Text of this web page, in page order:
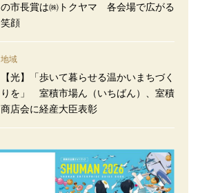
の市長賞は㈱トクヤマ 各会場で広がる
笑顔
地域
【光】「歩いて暮らせる温かいまちづく
りを」 室積市場ん（いちばん）、室積
商店会に経産大臣表彰